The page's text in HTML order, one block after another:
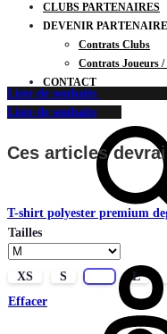
CLUBS PARTENAIRES
DEVENIR PARTENAIRE
Contrats Clubs
Contrats Joueurs /
CONTACT
Liste de souhaits
Liste de souhaits
Ces articles
T-shirt polyester premium
Tailles
XS S L
Effacer